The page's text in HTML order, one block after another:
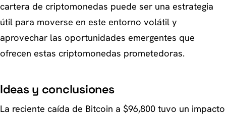
cartera de criptomonedas puede ser una estrategia
útil para moverse en este entorno volátil y
aprovechar las oportunidades emergentes que
ofrecen estas criptomonedas prometedoras.
Ideas y conclusiones
La reciente caída de Bitcoin a $96,800 tuvo un impacto